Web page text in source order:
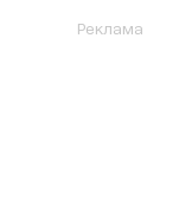
Реклама